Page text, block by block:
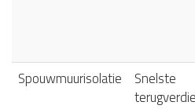
Spouwmuurisolatie
Snelste